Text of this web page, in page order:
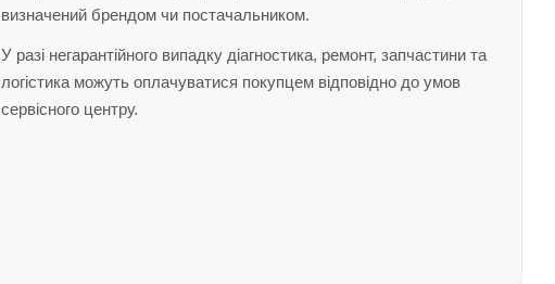
визначений брендом чи постачальником.
У разі негарантійного випадку діагностика, ремонт, запчастини та
логістика можуть оплачуватися покупцем відповідно до умов
сервісного центру.